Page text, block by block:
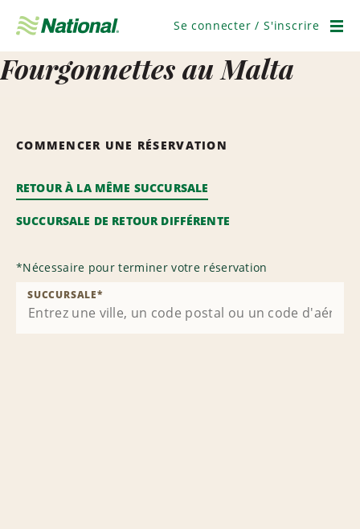
navigation
Se connecter / S'inscrire
Fourgonnettes au Malta
COMMENCER UNE RÉSERVATION
RETOUR À LA MÊME SUCCURSALE
SUCCURSALE DE RETOUR DIFFÉRENTE
*Nécessaire pour terminer votre réservation
SUCCURSALE*